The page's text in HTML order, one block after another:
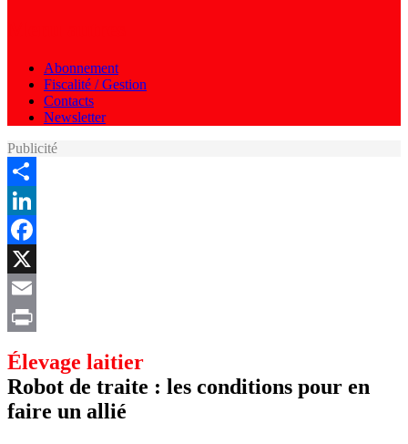
Abonnement
Fiscalité / Gestion
Contacts
Newsletter
Publicité
Share
LinkedIn
Facebook
X
Email
Élevage laitier
Robot de traite : les conditions pour en
faire un allié